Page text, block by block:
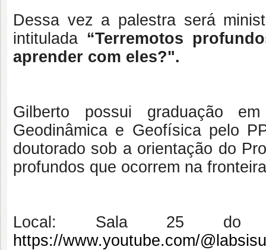
Dessa vez a palestra será
intitulada “Terremotos
aprender com eles?".
Gilberto possui graduação
Geodinâmica e Geofísica pelo
doutorado sob a orientação do
profundos que ocorrem na
Local: Sala 25 do
https://www.youtube.com/